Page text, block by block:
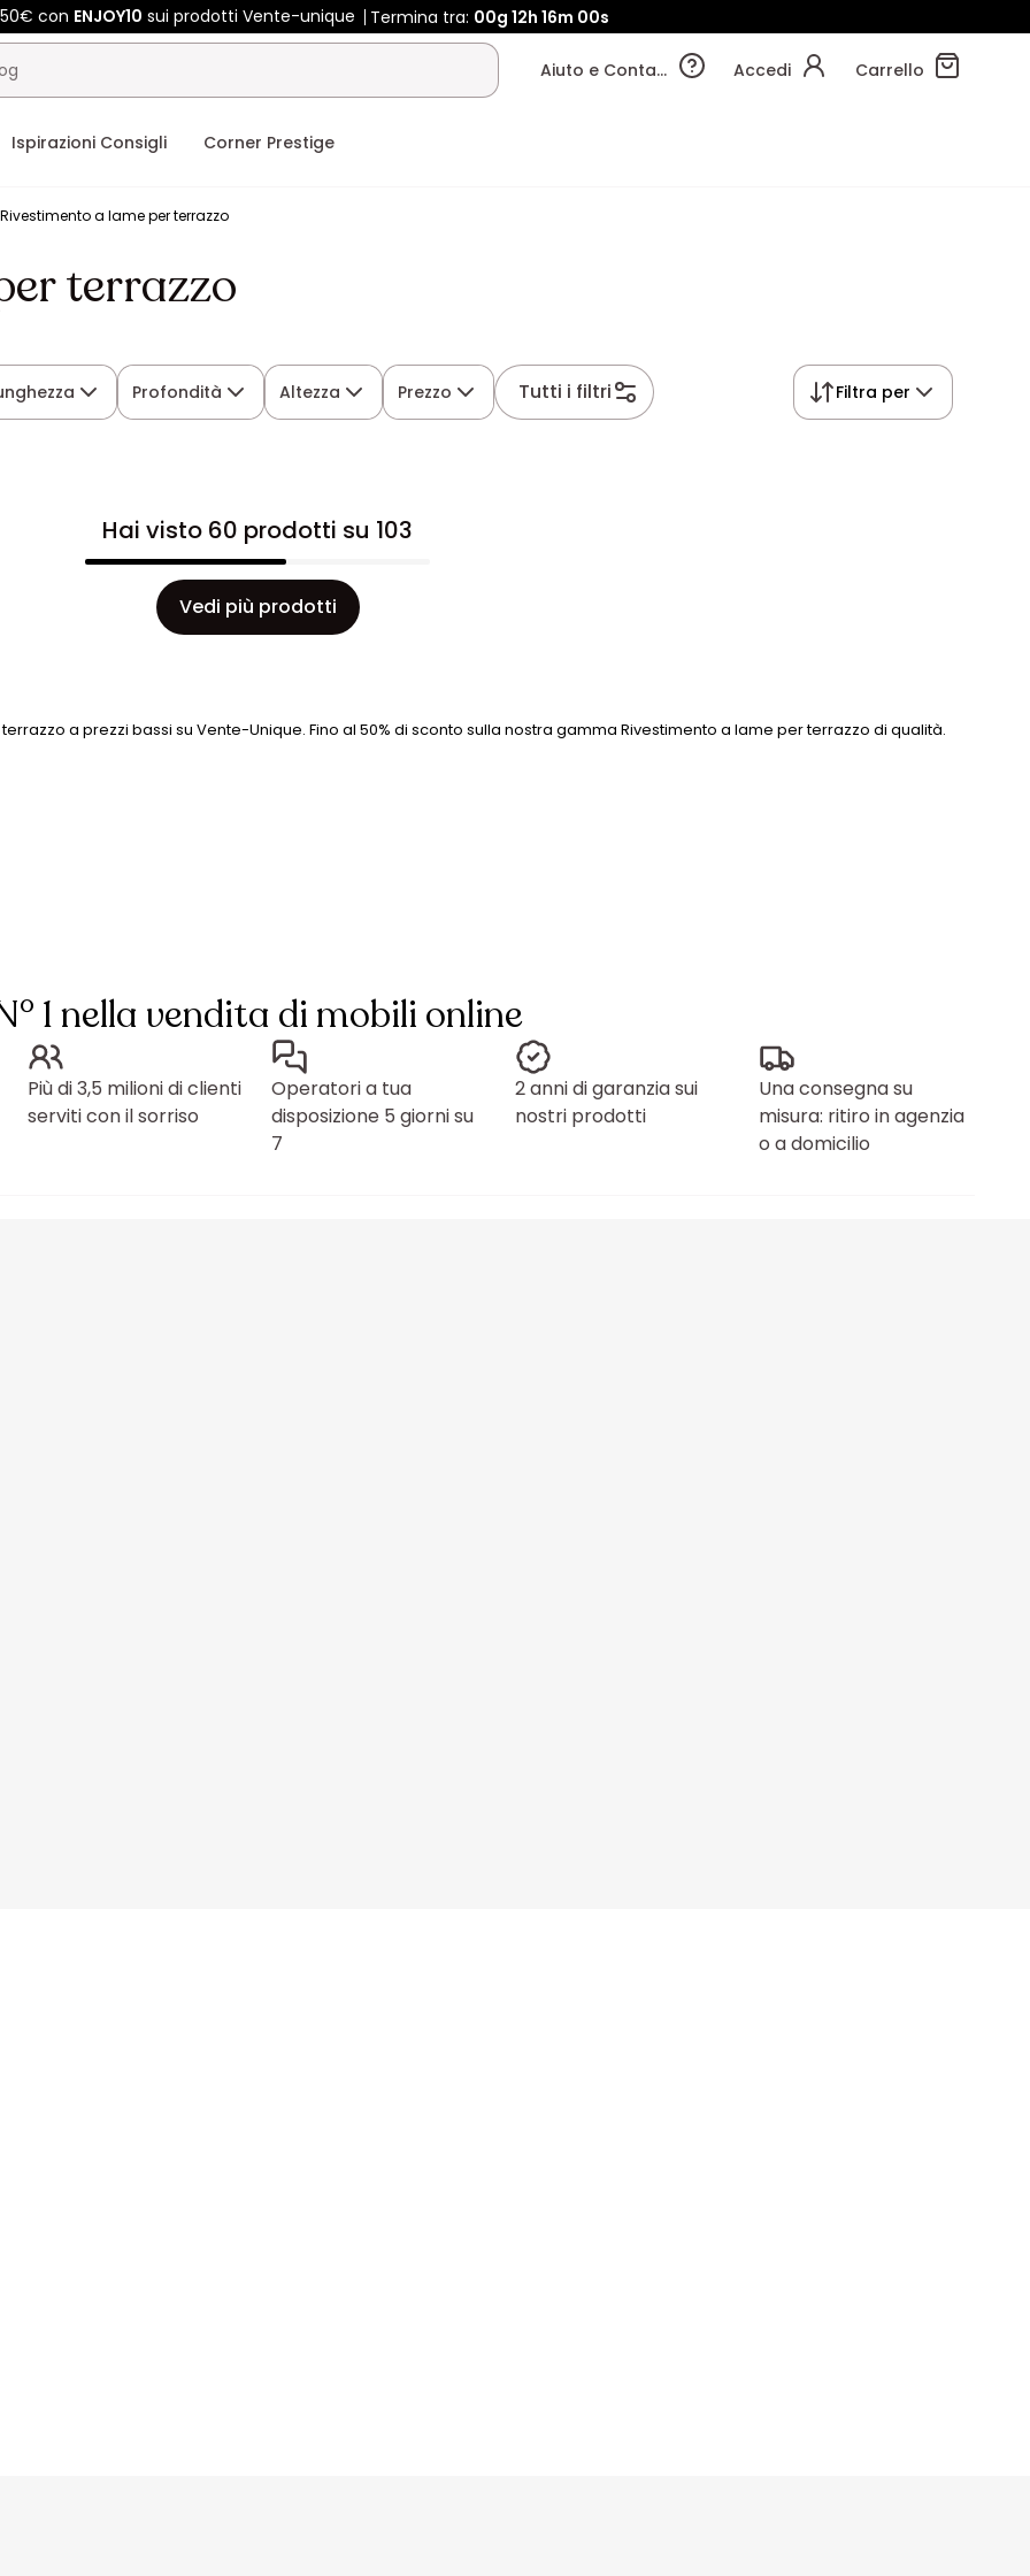
con ENJOY10 sui prodotti Vente-unique Termina tra: 00g 12h 15m 59s
Aiuto e Contatti Accedi Carrello
Ispirazioni Consigli Corner Prestige
Rivestimento a lame per terrazzo
terrazzo
Profondità Altezza Prezzo Tutti i filtri Filtra per
Hai visto 60 prodotti su 103
Vedi più prodotti
a prezzi bassi su Vente-Unique. Fino al 50% di sconto sulla nostra gamma Rivestimento a lame per terrazzo di qualità.
1 nella vendita di mobili online
Più di 3,5 milioni di clienti
serviti con il sorriso
Operatori a tua
disposizione 5 giorni su
7
2 anni di garanzia sui
nostri prodotti
Una consegna su
misura: ritiro in agenzia
o a domicilio